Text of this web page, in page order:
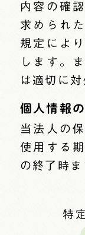
内容の確
求められ
規定によ
します。
は適切に対
個人情報
当法人の
使用する
の終了時ま
特